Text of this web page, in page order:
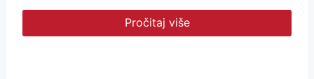
Pročitaj više